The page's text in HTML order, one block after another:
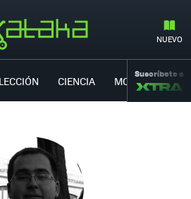
NUEVO
CIENCIA MOVILIDAD
Suscríbete a